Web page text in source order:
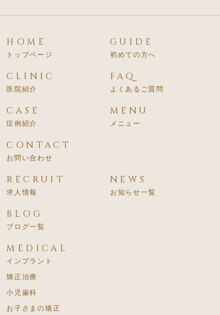
HOME
トップページ
CLINIC
医院紹介
CASE
症例紹介
CONTACT
お問い合わせ
GUIDE
初めての方へ
FAQ
よくあるご質問
MENU
メニュー
RECRUIT
求人情報
NEWS
お知らせ一覧
BLOG
ブログ一覧
MEDICAL
インプラント
矯正治療
小児歯科
お子さまの矯正